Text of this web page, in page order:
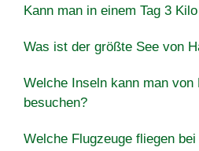
Kann man in einem Tag 3
Was ist der größte See von
Welche Inseln kann man von
besuchen?
Welche Flugzeuge fliegen